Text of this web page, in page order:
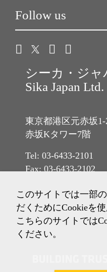
Follow us
シーカ・ジ
Sika Japan Ltd.
東京都港区元赤坂1-
赤坂Kタワー7階
Tel: 03-6433-2101
Fax: 03-6433-2102
このサイトでは一部
だくためにCookieを
こちらのサイトでは
ください。